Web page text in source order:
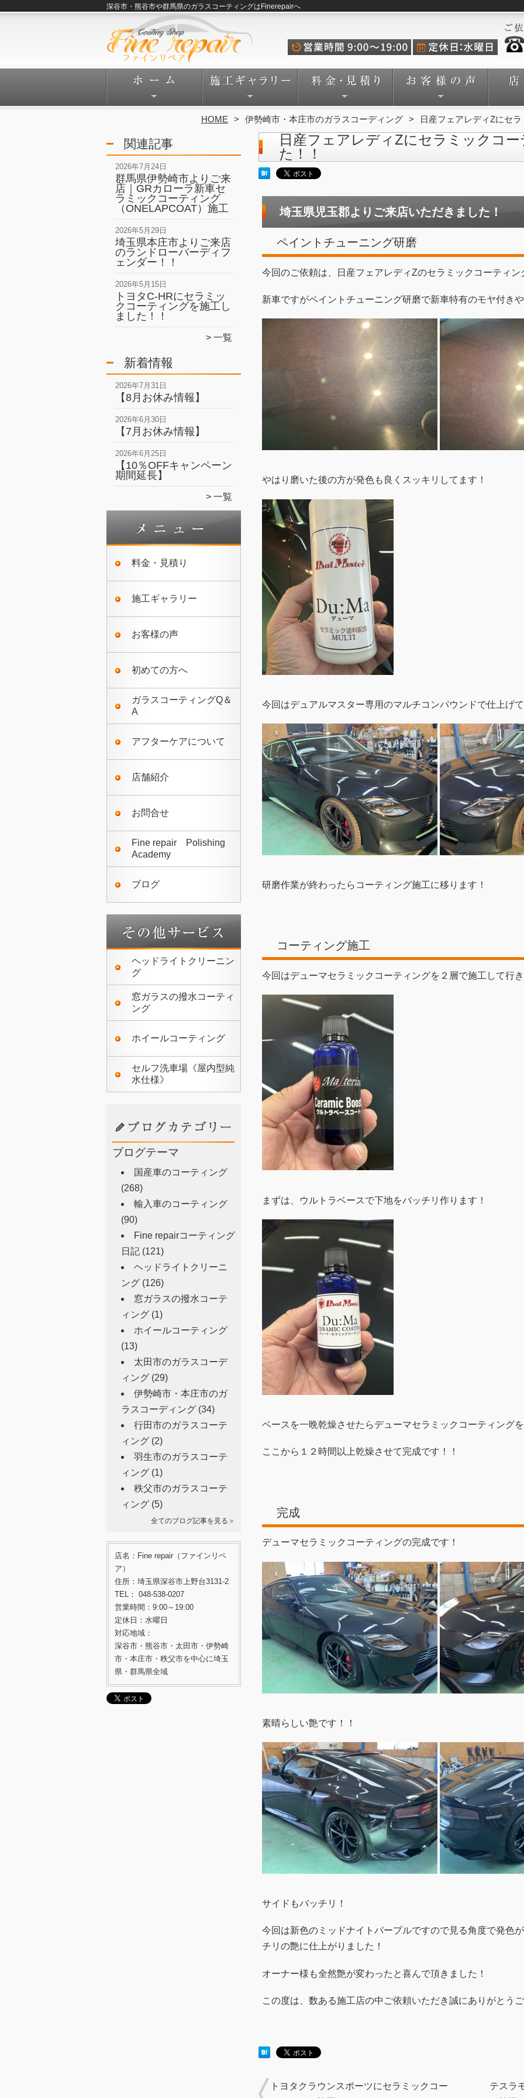
深谷市・熊谷市や群馬県のガラスコーティングはFinerepairへ
HOME 伊勢崎市・本庄市のガラスコーディング 日産フェアレディZにセ
関連記事
2026年7月24日
群馬県伊勢崎市よりご来
店｜GRカローラ新車セ
ラミックコーティング
（ONELAPCOAT）施工
2026年5月29日
埼玉県本庄市よりご来店
のランドローバーディフ
ェンダー！！
2026年5月15日
トヨタC-HRにセラミッ
クコーティングを施工し
ました！！
一覧
新着情報
2026年7月31日
【8月お休み情報】
2026年6月30日
【7月お休み情報】
2026年6月25日
【10％OFFキャンペーン
期間延長】
一覧
料金・見積り
施工ギャラリー
お客様の声
初めての方へ
ガラスコーティングQ＆
A
アフターケアについて
店舗紹介
お問合せ
Fine repair Polishing
Academy
ブログ
ヘッドライトクリーニン
グ
窓ガラスの撥水コーティ
ング
ホイールコーティング
セルフ洗車場《屋内型純
水仕様》
ブログテーマ
国産車のコーティング
(268)
輸入車のコーティング
(90)
Fine repairコーティング
日記 (121)
ヘッドライトクリーニ
ング (126)
窓ガラスの撥水コーテ
ィング (1)
ホイールコーティング
(13)
太田市のガラスコーデ
ィング (29)
伊勢崎市・本庄市のガ
ラスコーディング (34)
行田市のガラスコーテ
ィング (2)
羽生市のガラスコーテ
ィング (1)
秩父市のガラスコーテ
ィング (5)
全てのブログ記事を見る＞
店名：Fine repair（ファインリペ
ア）
住所：埼玉県深谷市上野台3131-2
TEL： 048-538-0207
営業時間：9:00～19:00
定休日：水曜日
対応地域：
深谷市・熊谷市・太田市・伊勢崎
市・本庄市・秩父市を中心に埼玉
県・群馬県全域
日産フェアレディZにセラミックコ
た！！
埼玉県児玉郡よりご来店いただきました！
ペイントチューニング研磨
今回のご依頼は、日産フェアレディZのセラミックコーティ
新車ですがペイントチューニング研磨で新車特有のモヤ付き
やはり磨いた後の方が発色も良くスッキリしてます！
今回はデュアルマスター専用のマルチコンパウンドで仕上げ
研磨作業が終わったらコーティング施工に移ります！
コーティング施工
今回はデューマセラミックコーティングを２層で施工して行
まずは、ウルトラベースで下地をバッチリ作ります！
ベースを一晩乾燥させたらデューマセラミックコーティング
ここから１２時間以上乾燥させて完成です！！
完成
デューマセラミックコーティングの完成です！
素晴らしい艶です！！
サイドもバッチリ！
今回は新色のミッドナイトパープルですので見る角度で発色
チリの艶に仕上がりました！
オーナー様も全然艶が変わったと喜んで頂きました！
この度は、数ある施工店の中ご依頼いただき誠にありがとう
トヨタクラウンスポーツにセラミックコー
テスラ